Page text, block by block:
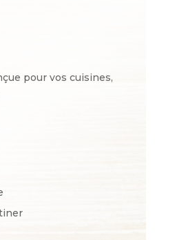
pour vos cuisines,